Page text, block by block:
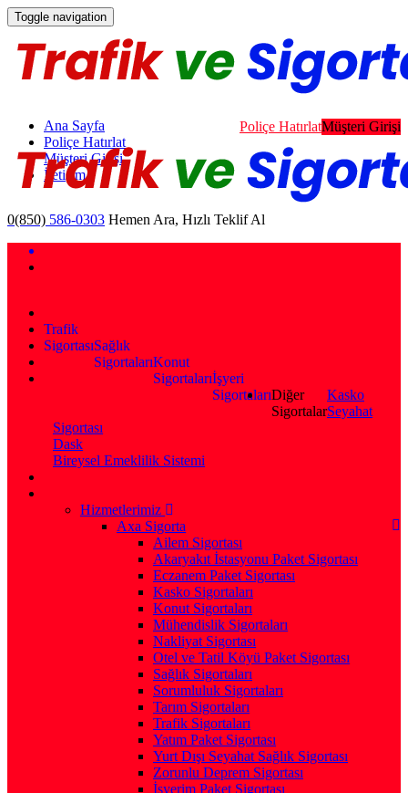
Toggle navigation
Ana Sayfa
Poliçe Hatırlat
Müşteri Girişi
İletişim
Müşteri Girişi
Poliçe Hatırlat
0(850) 586-0303 Hemen Ara, Hızlı Teklif Al
Trafik
SigortasıSağlık
SigortalarıKonut
Sigortalarıİşyeri
SigortalarıDiğer
Sigortalar
Kasko
Seyahat
Sigortası
Dask
Bireysel Emeklilik Sistemi
Hizmetlerimiz
Axa Sigorta
Ailem Sigortası
Akaryakıt İstasyonu Paket Sigortası
Eczanem Paket Sigortası
Kasko Sigortaları
Konut Sigortaları
Mühendislik Sigortaları
Nakliyat Sigortası
Otel ve Tatil Köyü Paket Sigortası
Sağlık Sigortaları
Sorumluluk Sigortaları
Tarım Sigortaları
Trafik Sigortaları
Yatım Paket Sigortası
Yurt Dışı Seyahat Sağlık Sigortası
Zorunlu Deprem Sigortası
İşyerim Paket Sigortası